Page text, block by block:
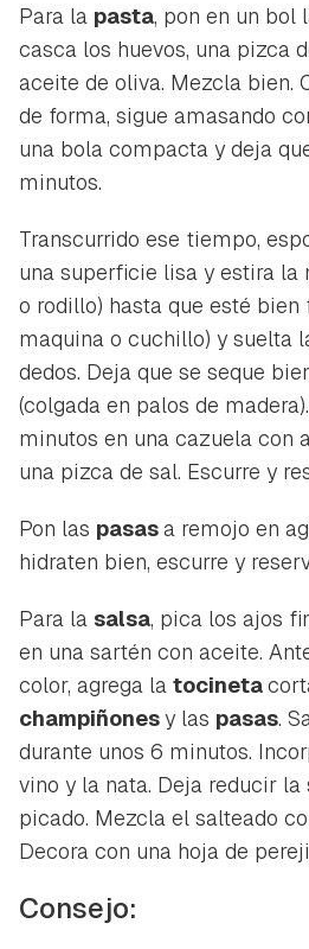
Para la pasta, pon en un bol
casca los huevos, una pizca
aceite de oliva. Mezcla bien.
de forma, sigue amasando
una bola compacta y deja
minutos.
Transcurrido ese tiempo,
una superficie lisa y estira la
o rodillo) hasta que esté bien
maquina o cuchillo) y suelta
dedos. Deja que se seque
(colgada en palos de
minutos en una cazuela con
una pizca de sal. Escurre y
Pon las pasasa remojo en
hidraten bien, escurre y
Para la salsa, pica los ajos
en una sartén con aceite.
color, agrega la tocineta
champiñonesy las pasas.
durante unos 6 minutos.
vino y la nata. Deja reducir
picado. Mezcla el salteado
Decora con una hoja de
Consejo: